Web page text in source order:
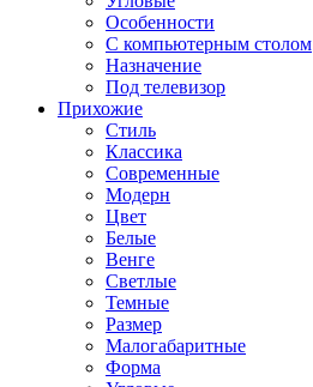
Особенности
С компьютерным столом
Назначение
Под телевизор
Прихожие
Стиль
Классика
Современные
Модерн
Цвет
Белые
Венге
Светлые
Темные
Размер
Малогабаритные
Форма